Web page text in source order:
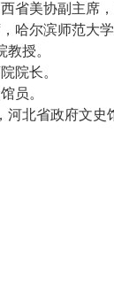
省美协副主席，
哈尔滨师范大学
授。
院长。
员。
北省政府文史